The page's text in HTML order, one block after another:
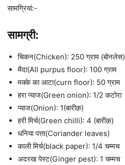
सामग्रियां:-
सामग्री:
चिकन(Chicken): 250 ग्राम (बोनलेस)
मैदा(All purpus floor): 100 ग्राम
मक्के का आटा(curn floor): 50 ग्राम
हरा प्याज(Green onion): 1/2 कटोरा
प्याज(Onion): 1(बारीक़)
हरी मिर्च(Green chilli): 4 (बारीक़)
धनिया पत्ता(Coriander leaves)
काली मिर्च(black paper): 1/4 चम्मच
अदरख पेस्ट(Ginger pest): 1 चम्मच